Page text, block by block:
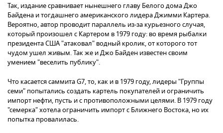
Так, издание сравнивает нынешнего главу Белого дома Джо
Байдена и тогдашнего американского лидера Джимми Картера.
Вероятно, автор проводит параллель из-за курьезного случая,
который произошел с Картером в 1979 году: во время рыбалки
президента США "атаковал" водный кролик, от которого тот
чудом ушел живым. Так же и Джо Байден известен своим
умением "веселить публику".
Что касается саммита G7, то, как и в 1979 году, лидеры "Группы
семи" попытались создать картель покупателей и ограничить
импорт нефти, пусть и с противоположными целями. В 1979 году
"семерка" хотела ограничить импорт с Ближнего Востока, но их
попытка провалилась.